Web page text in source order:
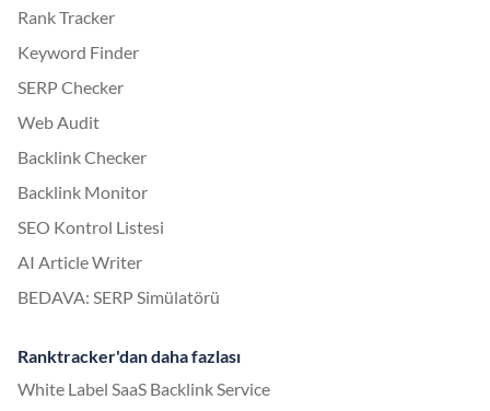
Rank Tracker
Keyword Finder
SERP Checker
Web Audit
Backlink Checker
Backlink Monitor
SEO Kontrol Listesi
AI Article Writer
BEDAVA: SERP Simülatörü
Ranktracker'dan daha fazlası
White Label SaaS Backlink Service